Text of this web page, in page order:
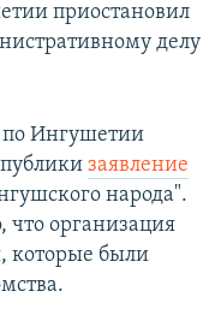
приостановил
делу
Ингушетии
заявление
народа".
что организация
которые были